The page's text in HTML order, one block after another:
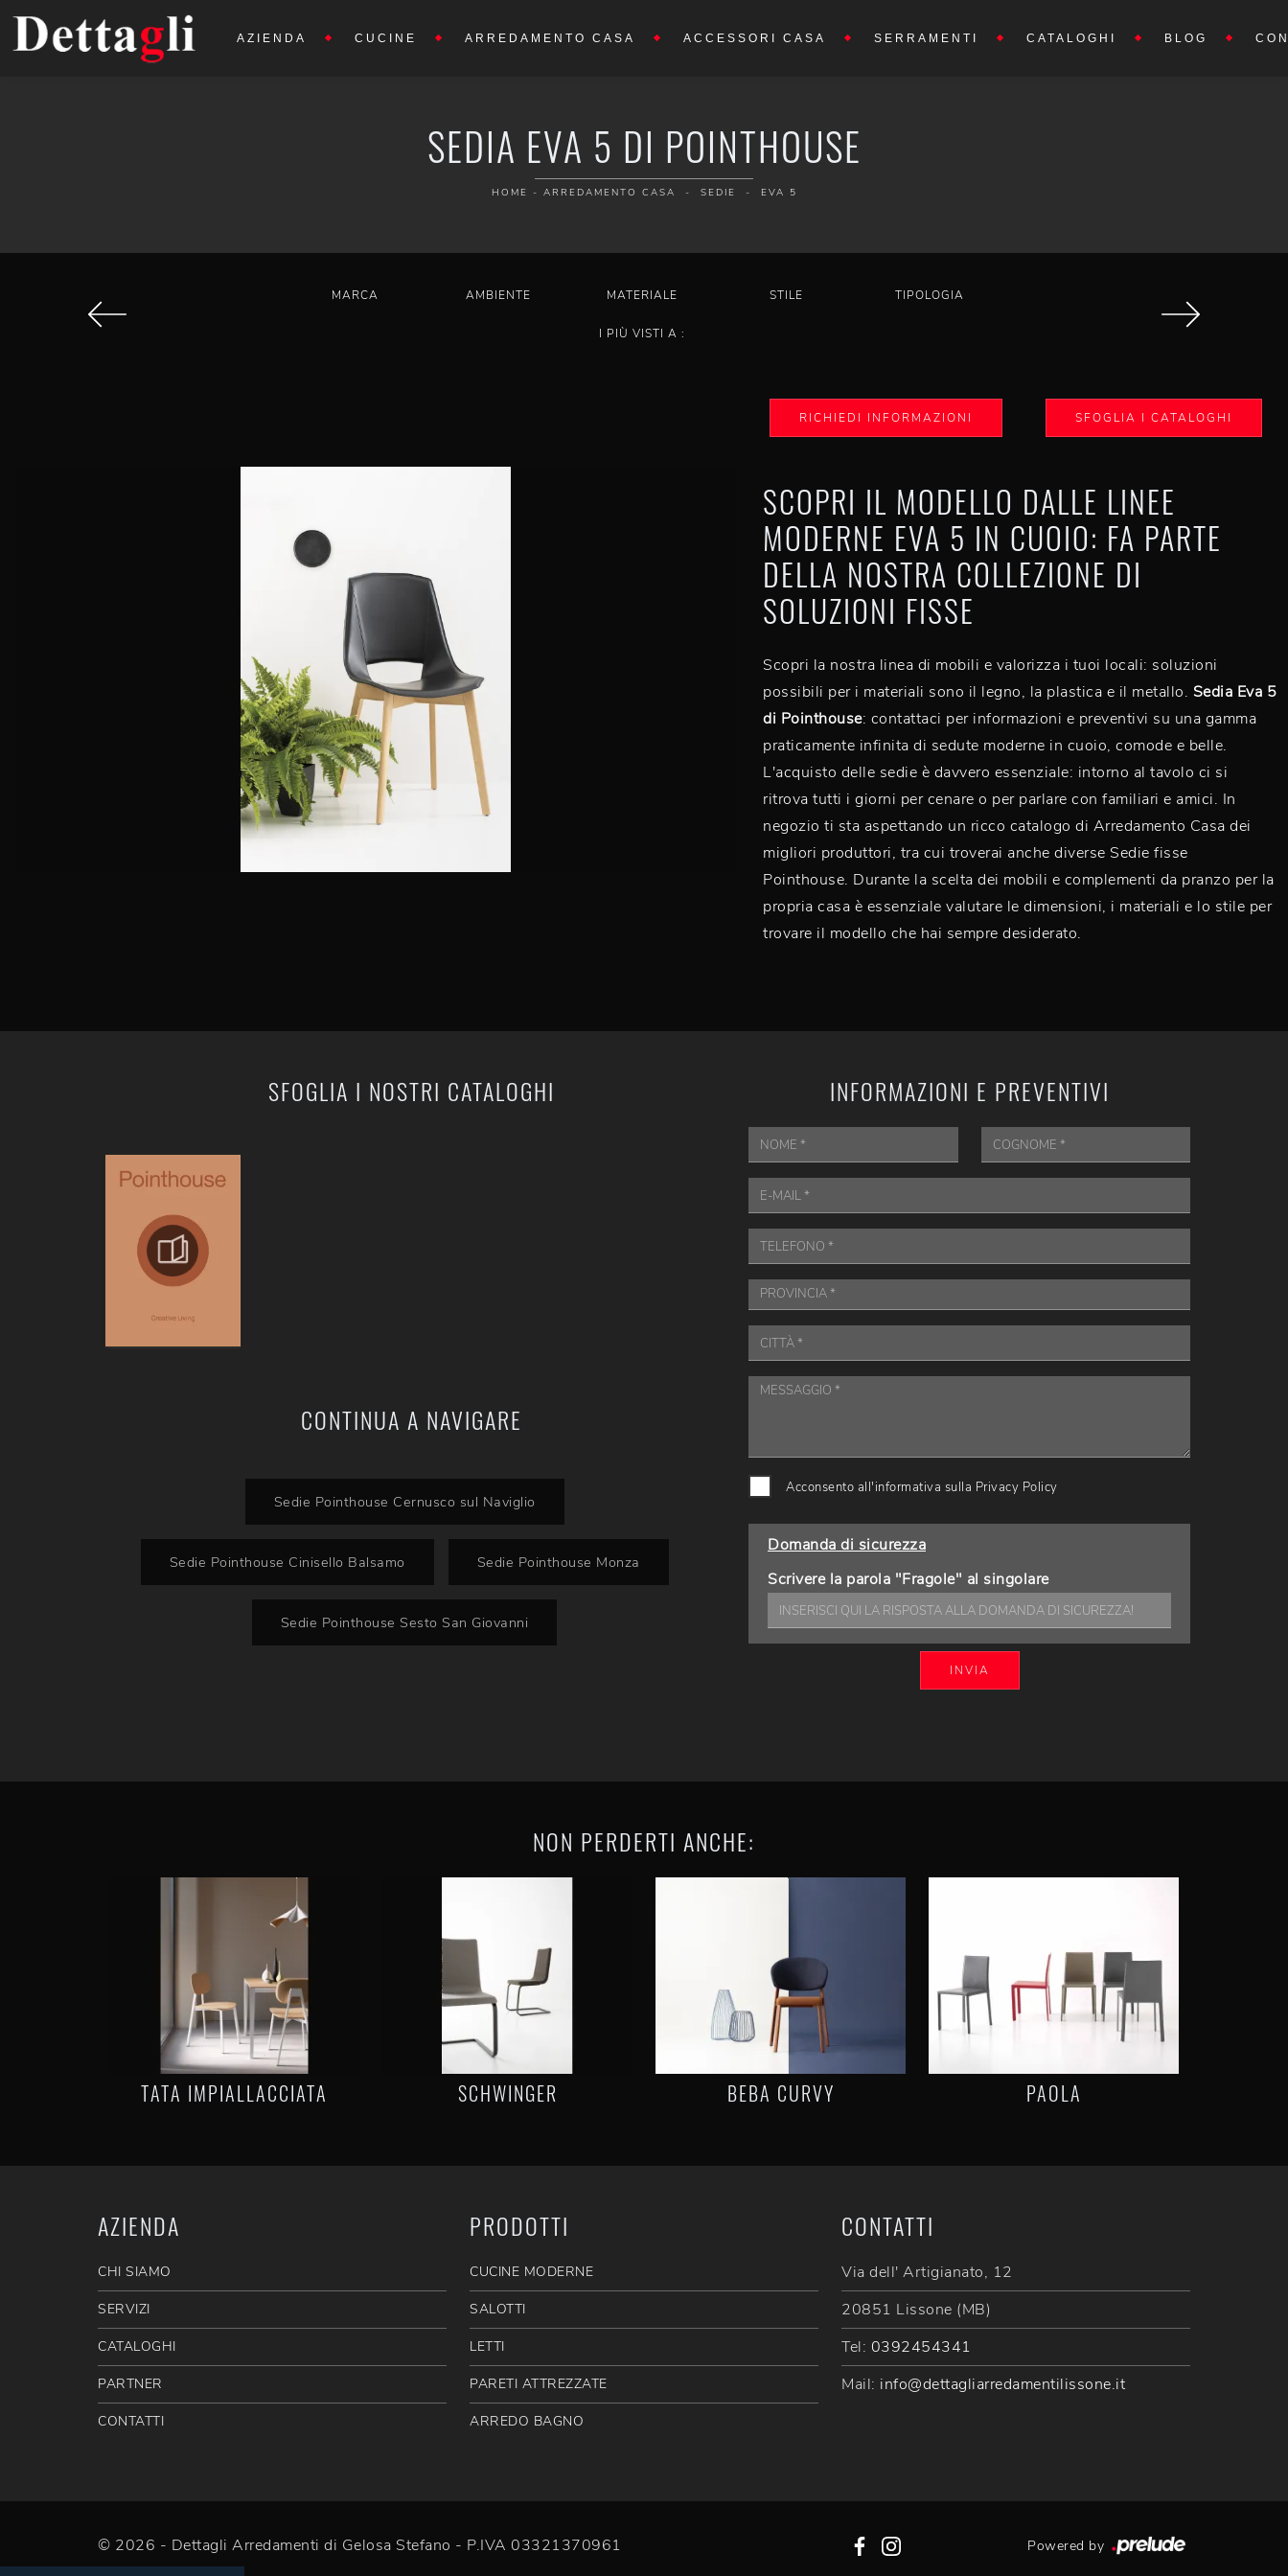
AZIENDA CUCINE ARREDAMENTO CASA ACCESSORI CASA SERRAMENTI CATALOGHI BLOG
SEDIA EVA 5 DI POINTHOUSE
HOME - ARREDAMENTO CASA - SEDIE - EVA 5
MARCA AMBIENTE MATERIALE STILE TIPOLOGIA
I PIÙ VISTI A :
RICHIEDI INFORMAZIONI SFOGLIA I CATALOGHI
SCOPRI IL MODELLO DALLE LINEE
MODERNE EVA 5 IN CUOIO: FA PARTE
DELLA NOSTRA COLLEZIONE DI
SOLUZIONI FISSE
Scopri la nostra linea di mobili e valorizza i tuoi locali: soluzioni
possibili per i materiali sono il legno, la plastica e il metallo. Sedia Eva 5
di Pointhouse: contattaci per informazioni e preventivi su una gamma
praticamente infinita di sedute moderne in cuoio, comode e belle.
L'acquisto delle sedie è davvero essenziale: intorno al tavolo ci si
ritrova tutti i giorni per cenare o per parlare con familiari e amici. In
negozio ti sta aspettando un ricco catalogo di Arredamento Casa dei
migliori produttori, tra cui troverai anche diverse Sedie fisse
Pointhouse. Durante la scelta dei mobili e complementi da pranzo per la
propria casa è essenziale valutare le dimensioni, i materiali e lo stile per
trovare il modello che hai sempre desiderato.
SFOGLIA I NOSTRI CATALOGHI
CONTINUA A NAVIGARE
Sedie Pointhouse Cernusco sul Naviglio
Sedie Pointhouse Cinisello Balsamo Sedie Pointhouse Monza
Sedie Pointhouse Sesto San Giovanni
INFORMAZIONI E PREVENTIVI
Acconsento all'informativa sulla Privacy Policy
Domanda di sicurezza
Scrivere la parola "Fragole" al singolare
INVIA
NON PERDERTI ANCHE:
TATA IMPIALLACCIATA SCHWINGER BEBA CURVY PAOLA
AZIENDA
CHI SIAMO
SERVIZI
CATALOGHI
PARTNER
CONTATTI
PRODOTTI
CUCINE MODERNE
SALOTTI
LETTI
PARETI ATTREZZATE
ARREDO BAGNO
CONTATTI
Via dell' Artigianato, 12
20851 Lissone (MB)
Tel: 0392454341
Mail: info@dettagliarredamentilissone.it
© 2026 - Dettagli Arredamenti di Gelosa Stefano - P.IVA 03321370961 Powered by